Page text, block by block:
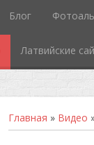
Блог
Латвийские
Главная » Видео